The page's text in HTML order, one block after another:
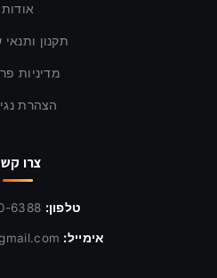
אודות
תקנון
מדיניות
הצהרת
צרו
טלפון: 6388
אימייל: